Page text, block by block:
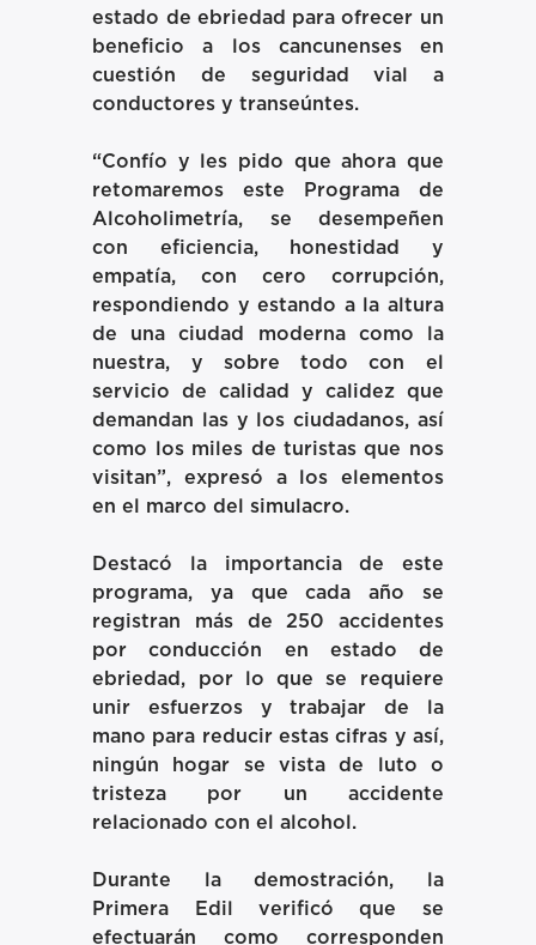
estado de ebriedad para ofrecer un
beneficio a los cancunenses en
cuestión de seguridad vial a
conductores y transeúntes.
“Confío y les pido que ahora que
retomaremos este Programa de
Alcoholimetría, se desempeñen
con eficiencia, honestidad y
empatía, con cero corrupción,
respondiendo y estando a la altura
de una ciudad moderna como la
nuestra, y sobre todo con el
servicio de calidad y calidez que
demandan las y los ciudadanos, así
como los miles de turistas que nos
visitan”, expresó a los elementos
en el marco del simulacro.
Destacó la importancia de este
programa, ya que cada año se
registran más de 250 accidentes
por conducción en estado de
ebriedad, por lo que se requiere
unir esfuerzos y trabajar de la
mano para reducir estas cifras y así,
ningún hogar se vista de luto o
tristeza por un accidente
relacionado con el alcohol.
Durante la demostración, la
Primera Edil verificó que se
efectuarán como corresponden